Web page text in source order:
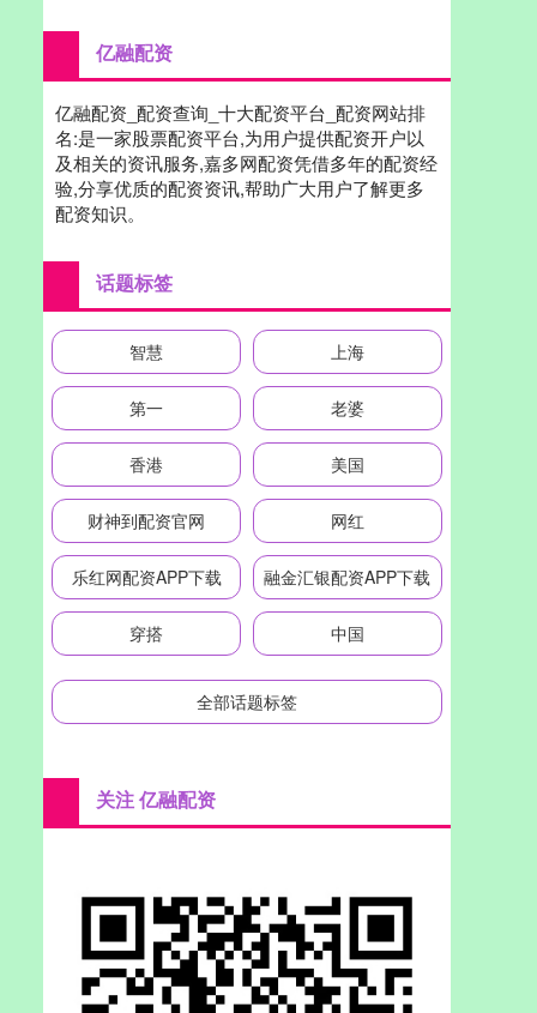
亿融配资
亿融配资_配资查询_十大配资平台_配资网站排
名:是一家股票配资平台,为用户提供配资开户以
及相关的资讯服务,嘉多网配资凭借多年的配资经
验,分享优质的配资资讯,帮助广大用户了解更多
配资知识。
话题标签
智慧 上海
第一 老婆
香港 美国
财神到配资官网 网红
乐红网配资APP下载 融金汇银配资APP下载
穿搭 中国
全部话题标签
关注 亿融配资